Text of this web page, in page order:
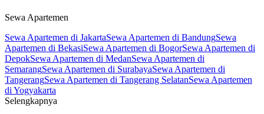
Sewa Apartemen
Sewa Apartemen di JakartaSewa Apartemen di BandungSewa
Apartemen di BekasiSewa Apartemen di BogorSewa Apartemen di
DepokSewa Apartemen di MedanSewa Apartemen di
SemarangSewa Apartemen di SurabayaSewa Apartemen di
TangerangSewa Apartemen di Tangerang SelatanSewa Apartemen
di Yogyakarta
Selengkapnya